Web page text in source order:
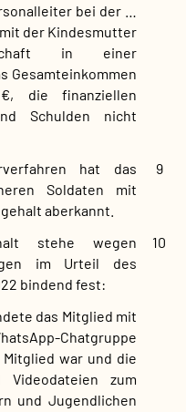
bei der …
der Kindesmutter
in einer
Gesamteinkommen
die finanziellen
Schulden nicht
9
hat das
Soldaten mit
aberkannt.
10
stehe wegen
im Urteil des
bindend fest:
das Mitglied mit
Chatgruppe
Mitglied war und die
zum
und Jugendlichen